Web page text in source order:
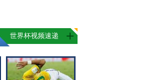
世界杯视频速递